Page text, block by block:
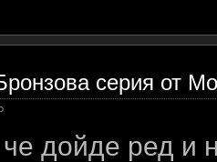
серия от
дойде ред и